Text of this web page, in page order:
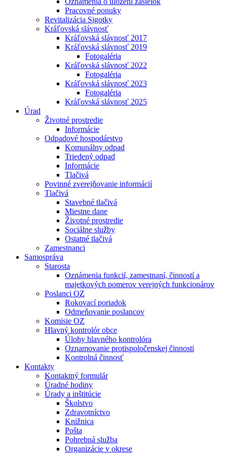
Pracovné ponuky
Revitalizácia Sigotky
Kráľovská slávnosť
Kráľovská slávnosť 2017
Kráľovská slávnosť 2019
Fotogaléria
Kráľovská slávnosť 2022
Fotogaléria
Kráľovská slávnosť 2023
Fotogaléria
Kráľovská slávnosť 2025
Úrad
Životné prostredie
Informácie
Odpadové hospodárstvo
Komunálny odpad
Triedený odpad
Informácie
Tlačivá
Povinné zverejňovanie informácií
Tlačivá
Stavebné tlačivá
Miestne dane
Životné prostredie
Sociálne služby
Ostatné tlačivá
Zamestnanci
Samospráva
Starosta
Oznámenia funkcií, zamestnaní, činností a
majetkových pomerov verejných funkcionárov
Poslanci OZ
Rokovací poriadok
Odmeňovanie poslancov
Komisie OZ
Hlavný kontrolór obce
Úlohy hlavného kontrolóra
Oznamovanie protispoločenskej činnosti
Kontrolná činnosť
Kontakty
Kontaktný formulár
Úradné hodiny
Úrady a inštitúcie
Školstvo
Zdravotníctvo
Knižnica
Pošta
Pohrebná služba
Organizácie v okrese